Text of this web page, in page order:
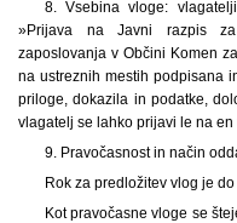
8. Vsebina vloge:
»Prijava na Javni razpis
zaposlovanja v Občini Komen
na ustreznih mestih podpisana
priloge, dokazila in podatke,
vlagatelj se lahko prijavi le na
9. Pravočasnost in način
Rok za predložitev vlog je
Kot pravočasne vloge se